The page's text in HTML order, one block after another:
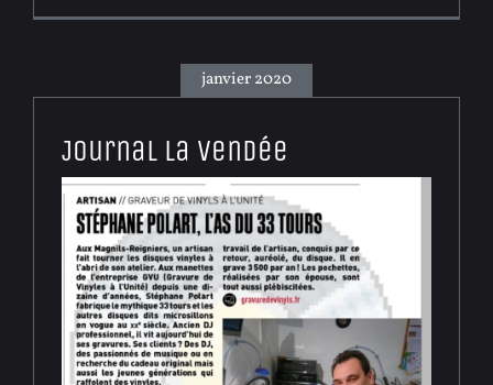
janvier 2020
Journal La Vendée